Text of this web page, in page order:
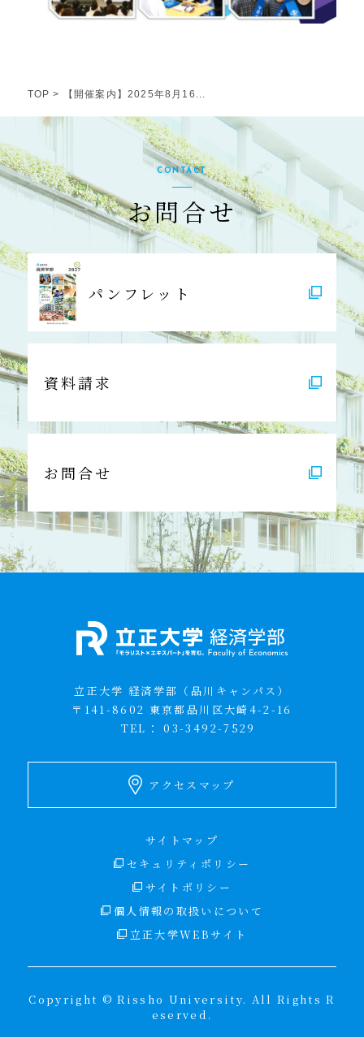
TOP > 【開催案内】2025年8月16...
CONTACT
お問合せ
パンフレット
資料請求
お問合せ
立正大学 経済学部（品川キャンパス）
〒141-8602 東京都品川区大崎4-2-16
TEL：03-3492-7529
アクセスマップ
サイトマップ
セキュリティポリシー
サイトポリシー
個人情報の取扱いについて
立正大学WEBサイト
Copyright © Rissho University. All Rights R
eserved.